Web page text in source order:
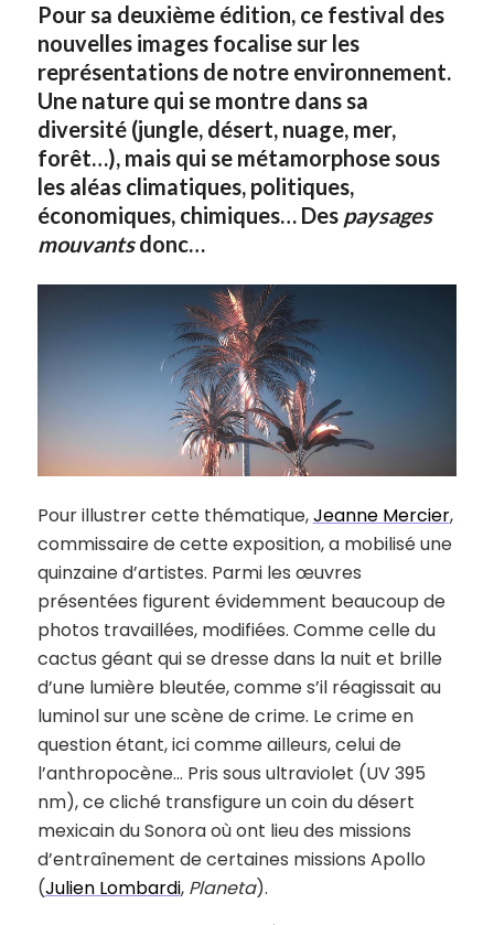
Pour sa deuxième édition, ce festival des
nouvelles images focalise sur les
représentations de notre environnement.
Une nature qui se montre dans sa
diversité (jungle, désert, nuage, mer,
forêt…), mais qui se métamorphose sous
les aléas climatiques, politiques,
économiques, chimiques… Des paysages
mouvantsdonc…
Pour illustrer cette thématique,Jeanne Mercier,
commissaire de cette exposition, a mobilisé une
quinzaine d’artistes. Parmi les œuvres
présentées figurent évidemment beaucoup de
photos travaillées, modifiées. Comme celle du
cactus géant qui se dresse dans la nuit et brille
d’une lumière bleutée, comme s’il réagissait au
luminol sur une scène de crime. Le crime en
question étant, ici comme ailleurs, celui de
l’anthropocène… Pris sous ultraviolet (UV 395
nm), ce cliché transfigure un coin du désert
mexicain du Sonora où ont lieu des missions
d’entraînement de certaines missions Apollo
(Julien Lombardi, Planeta).